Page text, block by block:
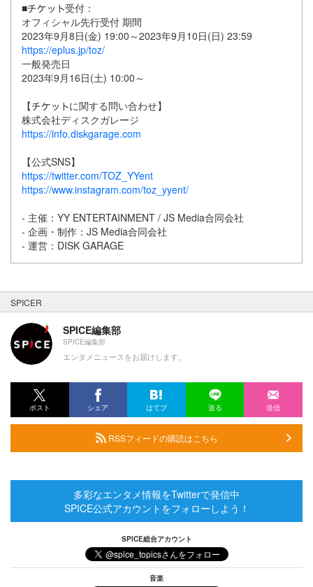
■
受付：
オフィシャル先行受付 期間
2023年9月8日(金) 19:00～2023年9月10日(日) 23:59
https://eplus.jp/toz/
一般発売日
2023年9月16日(土) 10:00～
【
に関する問い合わせ】
株式会社ディスクガレージ
https://info.diskgarage.com
【公式SNS】
https://twitter.com/TOZ_YYent
https://www.instagram.com/toz_yyent/
- 主催：YY ENTERTAINMENT / JS Media合同会社
- 企画・制作：JS Media合同会社
- 運営：DISK GARAGE
SPICER
SPICE編集部
SPICE編集部
エンタメニュースをお届けします。
ポスト シェア はてブ 送る 送信
RSSフィードの購読はこちら
多彩なエンタメ情報をTwitterで発信中
SPICE公式アカウントをフォローしよう！
SPICE総合アカウント
音楽